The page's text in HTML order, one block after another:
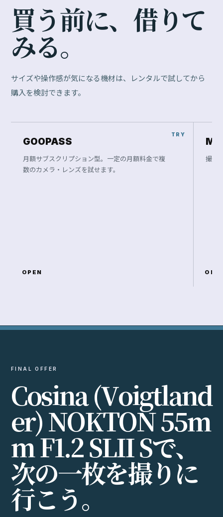
買う前に、 借りて
みる。
サイズや操作感が気になる機材は、レンタルで試してから
購入を検討できます。
GOOPASS
月額サブスクリプション型。一定の月額料金で複
数のカメラ・レンズを試せます。
OPEN
撮影
FINAL OFFER
Cosina(Voigtland
er)NOKTON55m
mF1.2SLIISで、
次の一枚を撮りに
行こう。